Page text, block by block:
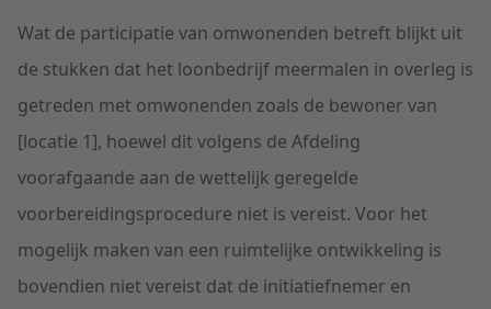
Wat de participatie van omwonenden betreft blijkt uit
de stukken dat het loonbedrijf meermalen in overleg is
getreden met omwonenden zoals de bewoner van
[locatie 1], hoewel dit volgens de Afdeling
voorafgaande aan de wettelijk geregelde
voorbereidingsprocedure niet is vereist. Voor het
mogelijk maken van een ruimtelijke ontwikkeling is
bovendien niet vereist dat de initiatiefnemer en